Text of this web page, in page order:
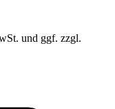
und ggf. zzgl.